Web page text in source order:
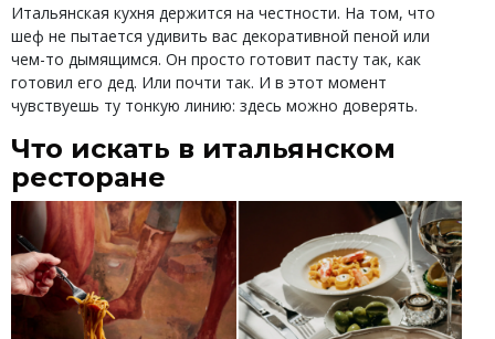
Итальянская кухня держится на честности. На том, что
шеф не пытается удивить вас декоративной пеной или
чем-то дымящимся. Он просто готовит пасту так, как
готовил его дед. Или почти так. И в этот момент
чувствуешь ту тонкую линию: здесь можно доверять.
Что искать в итальянском
ресторане